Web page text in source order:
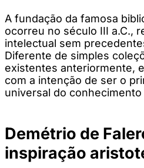
A fundação da famosa
ocorreu no século III a.C.,
intelectual sem
Diferente de simples
existentes anteriormente,
com a intenção de ser o
universal do conhecimento
Demétrio de
inspiração